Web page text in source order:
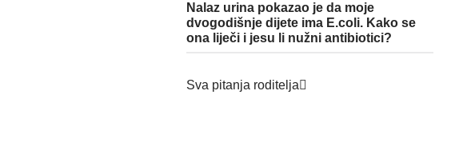
Nalaz urina pokazao je da moje
dvogodišnje dijete ima E.coli. Kako se
ona liječi i jesu li nužni antibiotici?
Sva pitanja roditelja